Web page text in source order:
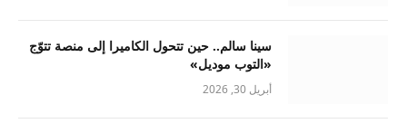
سينا سالم.. حين تتحول الكاميرا إلى منصة تتوّج
«التوب موديل»
أبريل 30, 2026